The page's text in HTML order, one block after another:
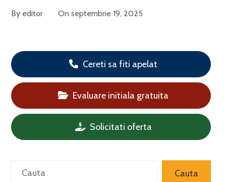
By editor Onseptembrie 19, 2025
Cereti sa fiti apelat
Evaluare initiala gratuita
Solicitati oferta
Caută Cauta